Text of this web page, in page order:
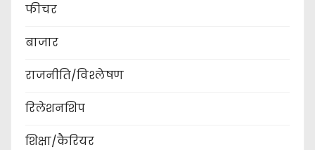
फीचर
बाजार
राजनीति/विश्लेषण
रिलेशनशिप
शिक्षा/कैरियर